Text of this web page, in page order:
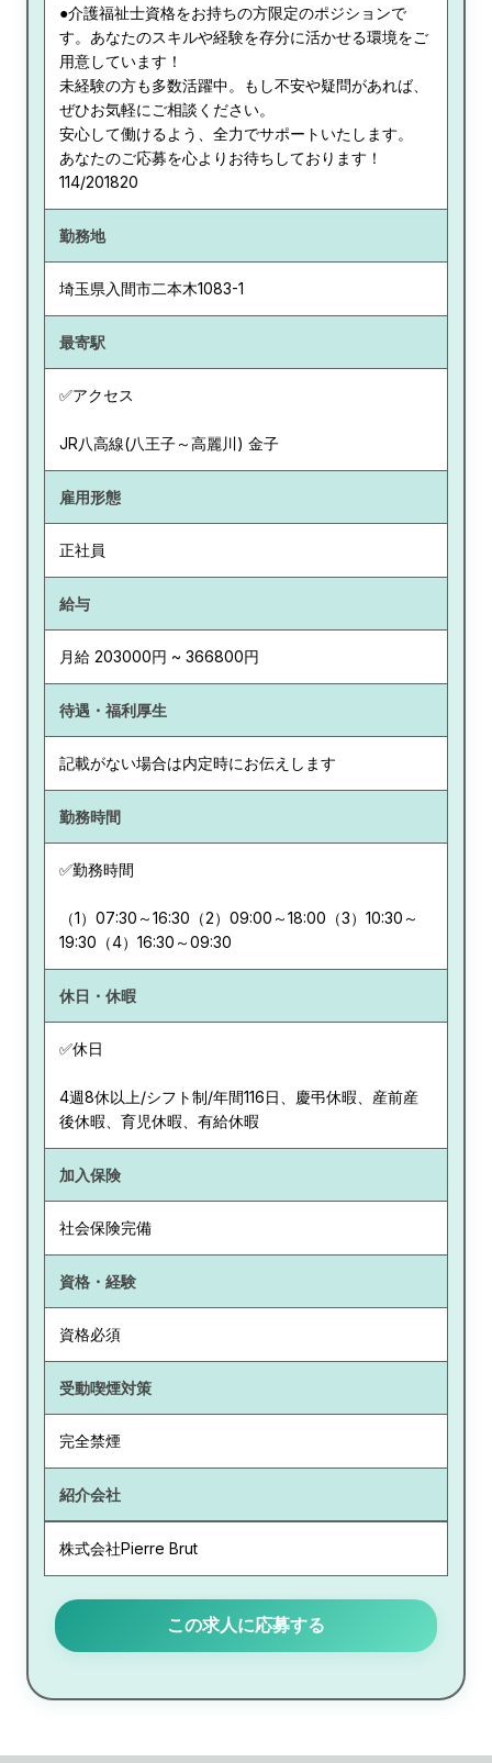
●介護福祉士資格をお持ちの方限定のポジションで
す。あなたのスキルや経験を存分に活かせる環境をご
用意しています！
未経験の方も多数活躍中。もし不安や疑問があれば、
ぜひお気軽にご相談ください。
安心して働けるよう、全力でサポートいたします。
あなたのご応募を心よりお待ちしております！
114/201820
勤務地
埼玉県 入間市二本木1083-1
最寄駅
✅アクセス
JR八高線(八王子～高麗川) 金子
雇用形態
正社員
給与
月給 203000円 ~ 366800円
待遇・福利厚生
記載がない場合は内定時にお伝えします
勤務時間
✅勤務時間
（1）07:30～16:30（2）09:00～18:00（3）10:30～
19:30（4）16:30～09:30
休日・休暇
✅休日
4週8休以上/シフト制/年間116日、慶弔休暇、産前産
後休暇、育児休暇、有給休暇
加入保険
社会保険完備
資格・経験
資格必須
受動喫煙対策
完全禁煙
紹介会社
株式会社Pierre Brut
この求人に応募する